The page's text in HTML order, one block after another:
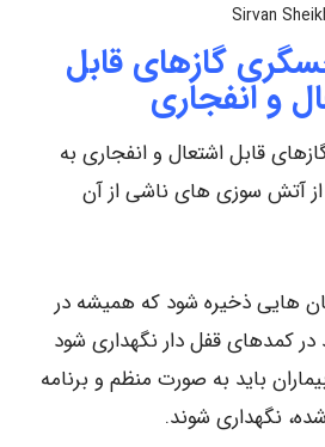
Sirvan
گازهای قابل
و انفجاری
قابل اشتعال و انفجاری به
آتش سوزی های ناشی از آن
هایی ذخیره شود که همیشه در
در کمدهای قفل دار نگهداری شود
باید به صورت منظم و برنامه
نگهداری شوند.